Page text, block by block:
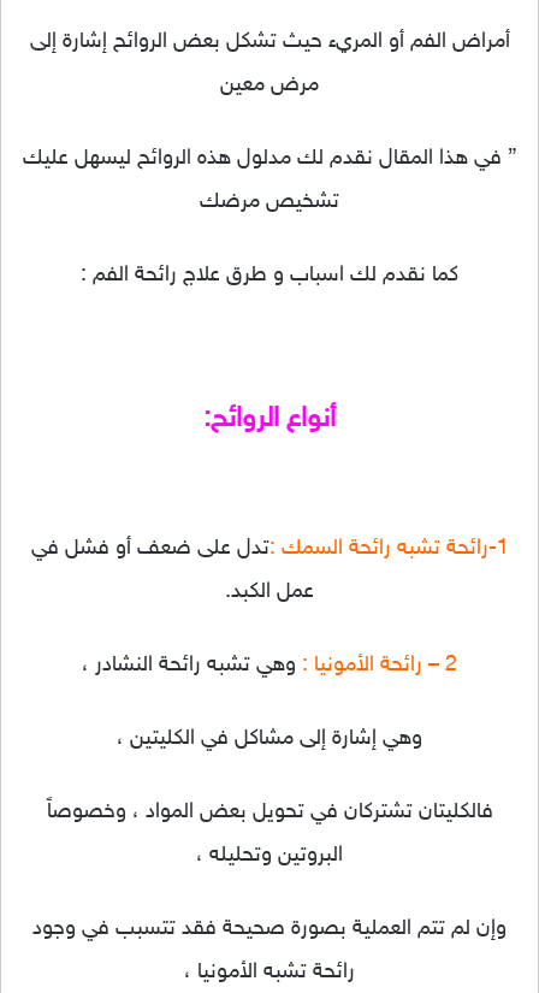
أمراض الفم أو المريء حيث تشكل بعض الروائح إشارة إلى
مرض معين
” في هذا المقال نقدم لك مدلول هذه الروائح ليسهل عليك
تشخيص مرضك
كما نقدم لك اسباب و طرق علاج رائحة الفم :
أنواع الروائح:
1-رائحة تشبه رائحة السمك :
تدل على ضعف أو فشل في
عمل الكبد.
2 – رائحة الأمونيا : وهي تشبه رائحة النشادر ،
وهي إشارة إلى مشاكل في الكليتين ،
فالكليتان تشتركان في تحويل بعض المواد ، وخصوصاً
البروتين وتحليله ،
وإن لم تتم العملية بصورة صحيحة فقد تتسبب في وجود
رائحة تشبه الأمونيا ،